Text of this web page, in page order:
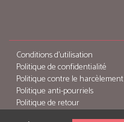
Conditions d’utilisation
Politique de confidentialité
Politique contre le harcèlement
Politique anti-pourriels
Politique de retour